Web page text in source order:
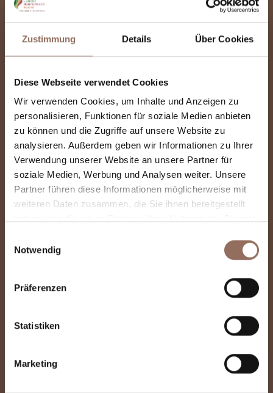
Zustimmung Details Über Cookies
Diese Webseite verwendet Cookies
Wir verwenden Cookies, um Inhalte und Anzeigen zu
personalisieren, Funktionen für soziale Medien anbieten
zu können und die Zugriffe auf unsere Website zu
analysieren. Außerdem geben wir Informationen zu Ihrer
Verwendung unserer Website an unsere Partner für
soziale Medien, Werbung und Analysen weiter. Unsere
Partner führen diese Informationen möglicherweise mit
weiteren Daten zusammen, die Sie ihnen bereitgestellt
Notwendig
Präferenzen
Statistiken
Marketing
In Vigna Open-Air
Museum